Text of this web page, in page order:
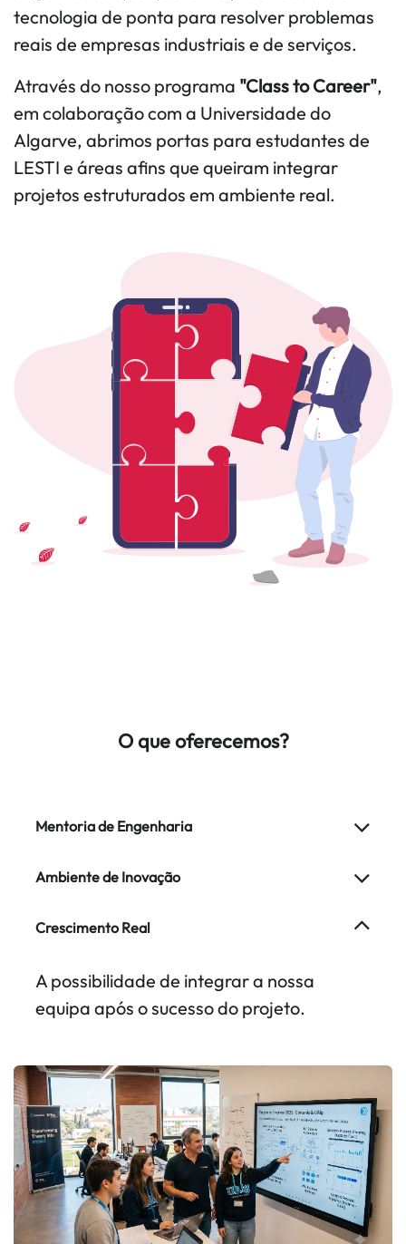
tecnologia de ponta para resolver problemas
reais de empresas industriais e de serviços.
Através do nosso programa "Class to Career",
em colaboração com a Universidade do
Algarve, abrimos portas para estudantes de
LESTI e áreas afins que queiram integrar
projetos estruturados em ambiente real.
O que oferecemos?
Mentoria de Engenharia
Ambiente de Inovação
Crescimento Real
A possibilidade de integrar a nossa
equipa após o sucesso do projeto.